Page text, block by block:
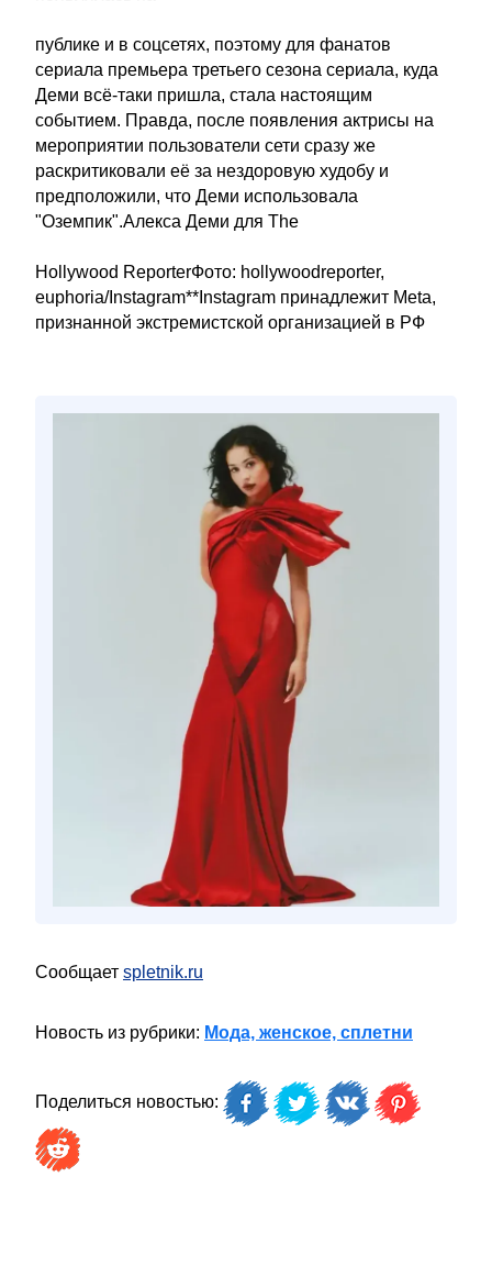
публике и в соцсетях, поэтому для фанатов
сериала премьера третьего сезона сериала, куда
Деми всё-таки пришла, стала настоящим
событием. Правда, после появления актрисы на
мероприятии пользователи сети сразу же
раскритиковали её за нездоровую худобу и
предположили, что Деми использовала
"Оземпик".Алекса Деми для The
Hollywood ReporterФото: hollywoodreporter,
euphoria/Instagram**Instagram принадлежит Meta,
признанной экстремистской организацией в РФ
Сообщает spletnik.ru
Новость из рубрики: Мода, женское, сплетни
Поделиться новостью: